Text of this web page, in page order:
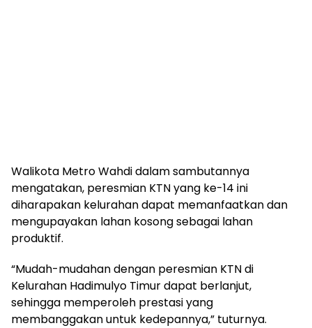
Walikota Metro Wahdi dalam sambutannya
mengatakan, peresmian KTN yang ke-14 ini
diharapakan kelurahan dapat memanfaatkan dan
mengupayakan lahan kosong sebagai lahan
produktif.
“Mudah-mudahan dengan peresmian KTN di
Kelurahan Hadimulyo Timur dapat berlanjut,
sehingga memperoleh prestasi yang
membanggakan untuk kedepannya,” tuturnya.